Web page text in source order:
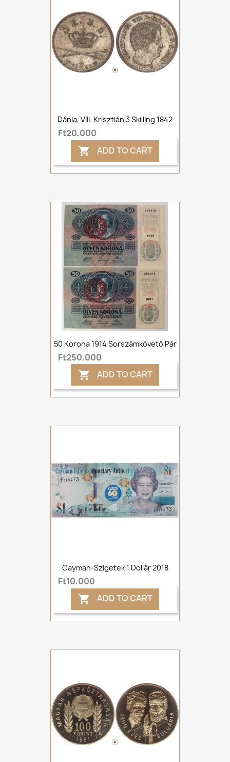
Dánia, VIII. Krisztián 3 Skilling 1842
Ft20,000
 ADD TO CART
50 Korona 1914 Sorszámkövető Pár
Ft250,000
 ADD TO CART
Cayman-Szigetek 1 Dollár 2018
Ft10,000
 ADD TO CART